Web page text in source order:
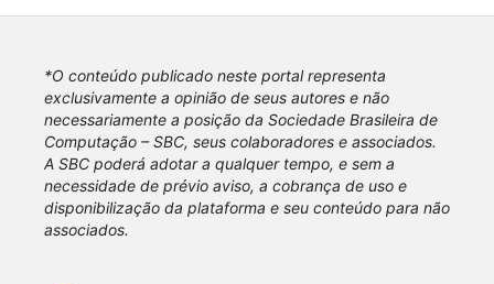
*O conteúdo publicado neste portal representa
exclusivamente a opinião de seus autores e não
necessariamente a posição da Sociedade Brasileira de
Computação – SBC, seus colaboradores e associados.
A SBC poderá adotar a qualquer tempo, e sem a
necessidade de prévio aviso, a cobrança de uso e
disponibilização da plataforma e seu conteúdo para não
associados.